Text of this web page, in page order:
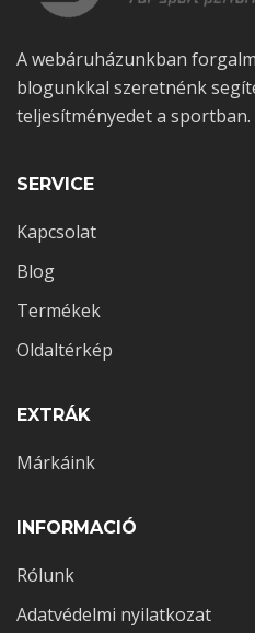
A webáruházunkban
blogunkkal szeretnénk
teljesítményedet a sportban.
SERVICE
Kapcsolat
Blog
Termékek
Oldaltérkép
EXTRÁK
Márkáink
INFORMACIÓ
Rólunk
Adatvédelmi nyilatkozat